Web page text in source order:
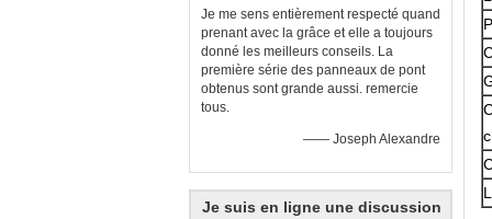
Je me sens entièrement respecté quand
prenant avec la grâce et elle a toujours
donné les meilleurs conseils. La
première série des panneaux de pont
obtenus sont grande aussi. remercie
tous.
—— Joseph Alexandre
Je suis en ligne une discussion